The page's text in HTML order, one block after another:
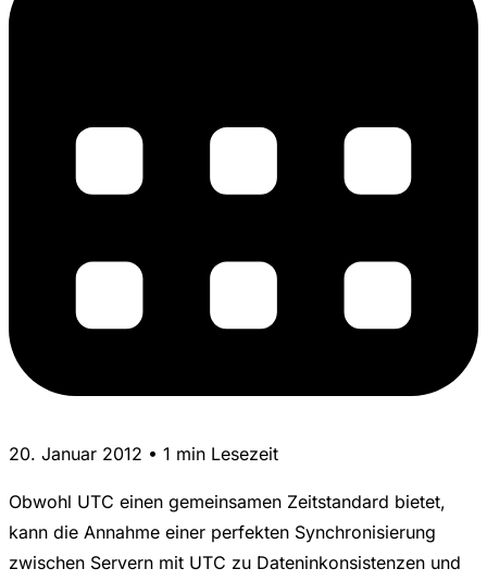
20. Januar 2012 • 1 min Lesezeit
Obwohl UTC einen gemeinsamen Zeitstandard bietet,
kann die Annahme einer perfekten Synchronisierung
zwischen Servern mit UTC zu Dateninkonsistenzen und